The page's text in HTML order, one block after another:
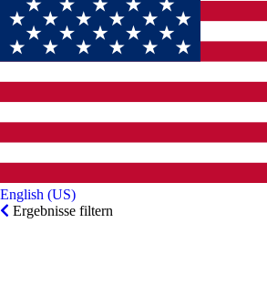
English (US)‎
Ergebnisse filtern